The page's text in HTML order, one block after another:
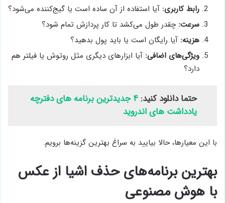
رابط کاربری: آیا استفاده از آن ساده است یا گیج‌کننده می‌شود؟
سرعت:چقدر طول می‌کشد تا کار پردازش تمام شود؟
هزینه: آیا رایگان است یا باید پول بدهید؟
ویژگی‌های اضافی: آیا ابزارهای دیگری مثل روتوش یا فیلتر هم
دارد؟
حتما دانلود کنید:
۴ جدیدترین برنامه های دفترچه
یادداشت های اندروید
با این معیارها، حالا بیایید به سراغ بهترین گزینه‌ها برویم.
بهترین برنامه‌های حذف اشیا از عکس
با هوش مصنوعی